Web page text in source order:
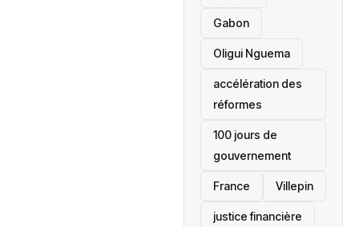
Gabon
Oligui Nguema
accélération des
réformes
100 jours de
gouvernement
France Villepin
justice financière